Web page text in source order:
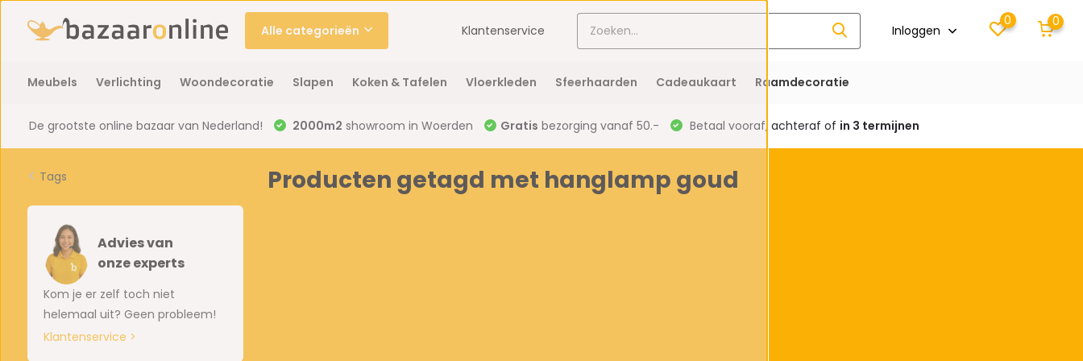
Alle categorieën Klantenservice Inloggen
0 0
Meubels Verlichting Woondecoratie Slapen Koken & Tafelen Vloerkleden Sfeerhaarden Cadeaukaart Raamdecoratie
De grootste online bazaar van Nederland! 2000m2 showroom in Woerden Gratis bezorging vanaf 50.- Betaal vooraf, achteraf of in 3 termijnen
Tags
Advies van
onze experts
Kom je er zelf toch niet
helemaal uit? Geen probleem!
Klantenservice >
Producten getagd met hanglamp goud